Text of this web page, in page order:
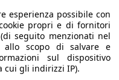
esperienza possibile con
propri e di fornitori
seguito menzionati nel
allo scopo di salvare e
sul dispositivo
cui gli indirizzi IP).